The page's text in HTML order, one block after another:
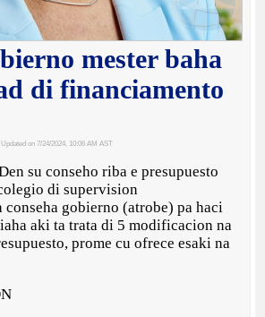
mester baha
di financiamento
Updated on 7/24/2024, 10:06 AM AST
su conseho riba e presupuesto
di supervision
gobierno (atrobe) pa haci
aki ta trata di 5 modificacion na
prome cu ofrece esaki na